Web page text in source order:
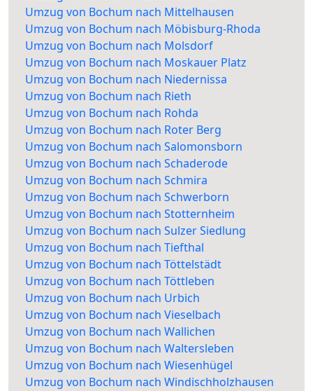
Umzug von Bochum nach Mittelhausen
Umzug von Bochum nach Möbisburg-Rhoda
Umzug von Bochum nach Molsdorf
Umzug von Bochum nach Moskauer Platz
Umzug von Bochum nach Niedernissa
Umzug von Bochum nach Rieth
Umzug von Bochum nach Rohda
Umzug von Bochum nach Roter Berg
Umzug von Bochum nach Salomonsborn
Umzug von Bochum nach Schaderode
Umzug von Bochum nach Schmira
Umzug von Bochum nach Schwerborn
Umzug von Bochum nach Stotternheim
Umzug von Bochum nach Sulzer Siedlung
Umzug von Bochum nach Tiefthal
Umzug von Bochum nach Töttelstädt
Umzug von Bochum nach Töttleben
Umzug von Bochum nach Urbich
Umzug von Bochum nach Vieselbach
Umzug von Bochum nach Wallichen
Umzug von Bochum nach Waltersleben
Umzug von Bochum nach Wiesenhügel
Umzug von Bochum nach Windischholzhausen